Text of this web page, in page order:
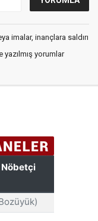
imalar, inançlara saldırı
yorumlar